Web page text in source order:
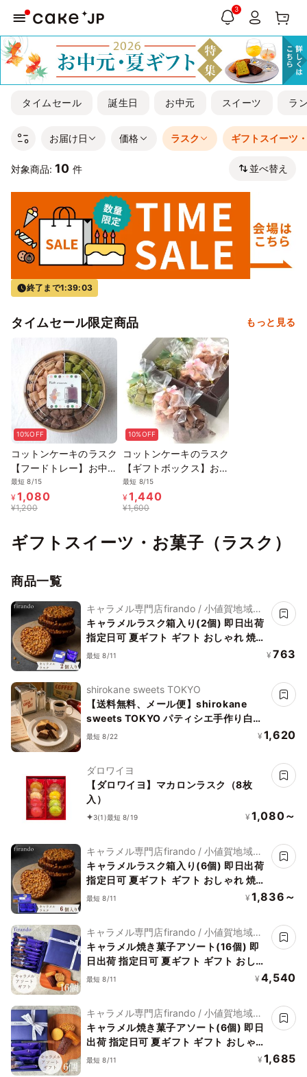
3
タイムセール 誕生日 お中元 スイーツ ラ
お届け日 価格 ラスク ギフトスイーツ
対象商品: 10 件 並べ替え
終了まで1:39:03
タイムセール限定商品 もっと見る
10%OFF
コットンケーキのラスク
【フードトレー】お中元
2026
最短 8/15
¥1,080
¥1,200
10%OFF
コットンケーキのラスク
【ギフトボックス】お中
元2026
最短 8/15
¥1,440
¥1,600
ギフトスイーツ・お菓子（ラスク）
商品一覧
キャラメル専門店firando / 小値賀地域ブ
ランド製作所株式会社
キャラメルラスク箱入り(2個) 即日出荷
指定日可 夏ギフト ギフト おしゃれ 焼き
菓子 個包装 お中元2026
最短 8/11 ¥ 763
shirokane sweets TOKYO
【送料無料、メール便】shirokane
sweets TOKYO パティシエ手作り白金
ラスク（ショコラ）4枚入
最短 8/22 ¥ 1,620
ダロワイヨ
【ダロワイヨ】マカロンラスク（8枚
入）
3(1)最短 8/19 ¥ 1,080～
キャラメル専門店firando / 小値賀地域ブ
ランド製作所株式会社
キャラメルラスク箱入り(6個) 即日出荷
指定日可 夏ギフト ギフト おしゃれ 焼き
菓子 個包装 お中元2026
最短 8/11 ¥ 1,836～
キャラメル専門店firando / 小値賀地域ブ
ランド製作所株式会社
キャラメル焼き菓子アソート(16個) 即
日出荷 指定日可 夏ギフト ギフト おしゃ
れ 焼き菓子 個包装 お中元2026
最短 8/11 ¥ 4,540
キャラメル専門店firando / 小値賀地域ブ
ランド製作所株式会社
キャラメル焼き菓子アソート(6個) 即日
出荷 指定日可 夏ギフト ギフト おしゃれ
焼き菓子 個包装 お中元2026
最短 8/11 ¥ 1,685